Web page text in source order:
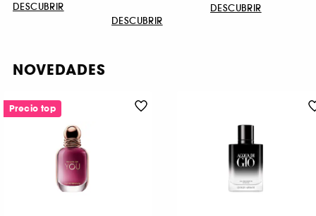
DESCUBRIR
DESCUBRIR
DESCUBRIR
NOVEDADES
Precio top